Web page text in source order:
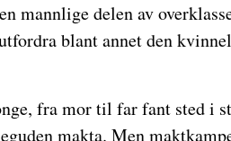
mannlige delen av
blant annet den
fra mor til far fant sted i
makta. Men